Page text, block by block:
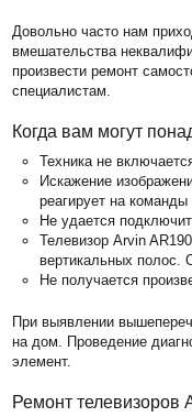
Довольно часто нам
вмешательства
произвести ремонт
специалистам.
Когда вам могут
Техника не
Искажение
реагирует на команды
Не удается
Телевизор Arvin
вертикальных полос.
Не получается
При выявлении
на дом. Проведение
элемент.
Ремонт телевизоров